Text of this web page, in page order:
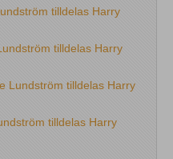
tilldelas Harry
tilldelas Harry
Lundström tilldelas Harry
tilldelas Harry